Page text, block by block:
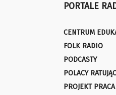
PORTALE
CENTRUM
FOLK RADIO
PODCASTY
POLACY
PROJEKT PRACA